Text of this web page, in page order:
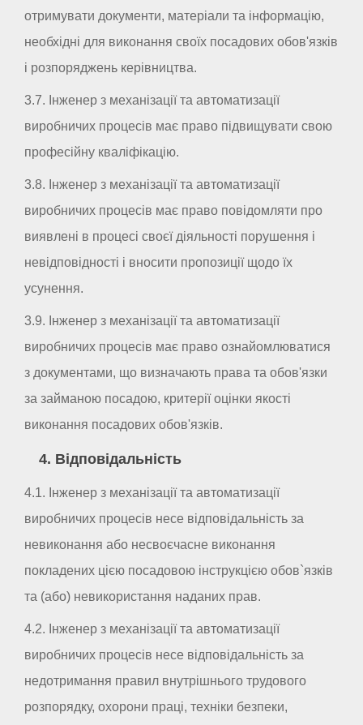
отримувати документи, матеріали та інформацію,
необхідні для виконання своїх посадових обов'язків
і розпоряджень керівництва.
3.7. Інженер з механізації та автоматизації
виробничих процесів має право підвищувати свою
професійну кваліфікацію.
3.8. Інженер з механізації та автоматизації
виробничих процесів має право повідомляти про
виявлені в процесі своєї діяльності порушення і
невідповідності і вносити пропозиції щодо їх
усунення.
3.9. Інженер з механізації та автоматизації
виробничих процесів має право ознайомлюватися
з документами, що визначають права та обов'язки
за займаною посадою, критерії оцінки якості
виконання посадових обов'язків.
4. Відповідальність
4.1. Інженер з механізації та автоматизації
виробничих процесів несе відповідальність за
невиконання або несвоєчасне виконання
покладених цією посадовою інструкцією обов`язків
та (або) невикористання наданих прав.
4.2. Інженер з механізації та автоматизації
виробничих процесів несе відповідальність за
недотримання правил внутрішнього трудового
розпорядку, охорони праці, техніки безпеки,